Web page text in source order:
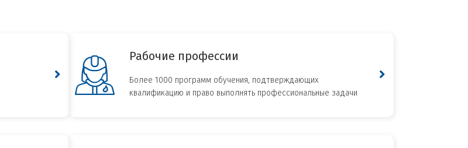
Рабочие профессии
Более 1000 программ обучения, подтверждающих
квалификацию и право выполнять профессиональные задачи